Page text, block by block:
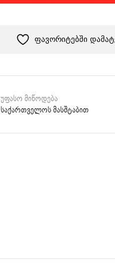
ფავორიტებში
უფასო მიწოდება
საქართველოს მასშტაბით